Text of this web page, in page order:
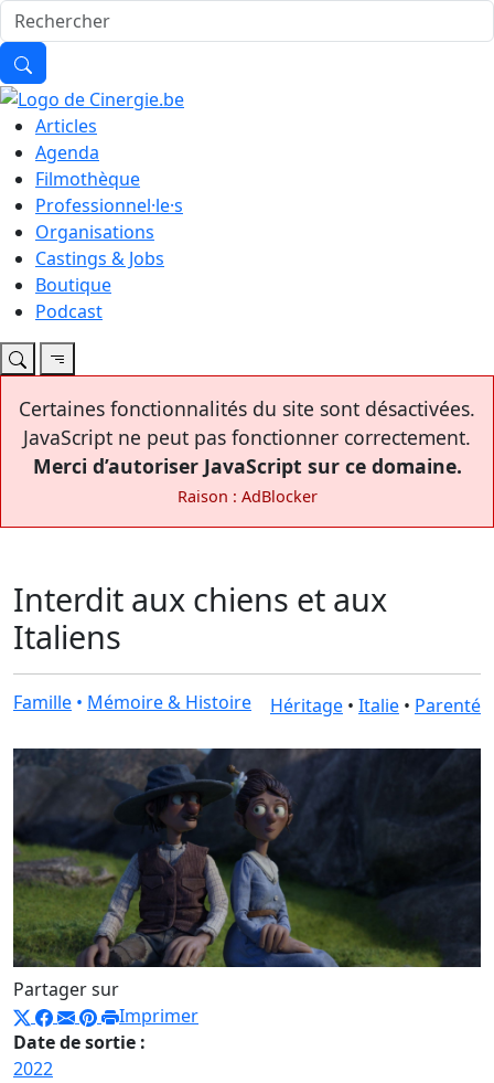
Articles
Agenda
Filmothèque
Professionnel·le·s
Organisations
Castings & Jobs
Boutique
Podcast
Certaines fonctionnalités du site sont désactivées.
JavaScript ne peut pas fonctionner correctement.
Merci d’autoriser JavaScript sur ce domaine.
Raison : AdBlocker
Interdit aux chiens et aux
Italiens
Famille • Mémoire & Histoire Héritage • Italie • Parenté
Partager sur
Imprimer
Date de sortie :
2022